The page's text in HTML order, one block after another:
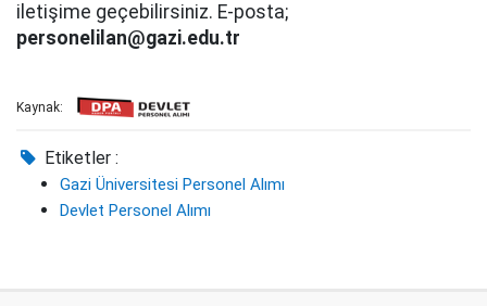
iletişime geçebilirsiniz. E-posta;
personelilan@gazi.edu.tr
Kaynak:
Etiketler :
Gazi Üniversitesi Personel Alımı
Devlet Personel Alımı